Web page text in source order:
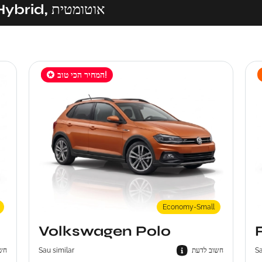
רכבים דומים ל Ford Fiesta Hybrid, אוטומטית
המחיר הכי טוב! הצעה מוגבלת!
Economy-Small
Volkswagen Polo
Sau similar חשוב לדעת